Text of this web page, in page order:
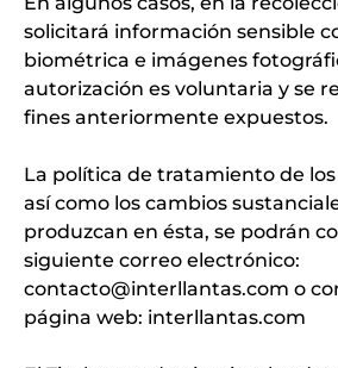
solicitará información sensible
biométrica e imágenes
autorización es voluntaria y se
fines anteriormente expuestos.
La política de tratamiento de
así como los cambios
produzcan en ésta, se podrán
siguiente correo electrónico:
contacto@interllantas.com o
página web: interllantas.com